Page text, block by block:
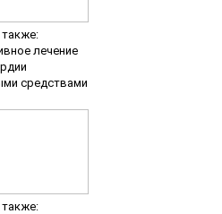
также:
лечение
средствами
также: